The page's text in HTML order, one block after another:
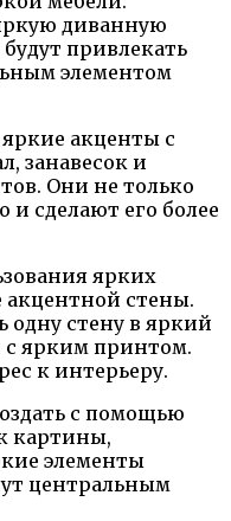
диванную
привлекать
элементом
акценты с
занавесок и
Они не только
и сделают его более
ярких
акцентной стены.
стену в яркий
с ярким принтом.
к интерьеру.
с помощью
картины,
элементы
центральным